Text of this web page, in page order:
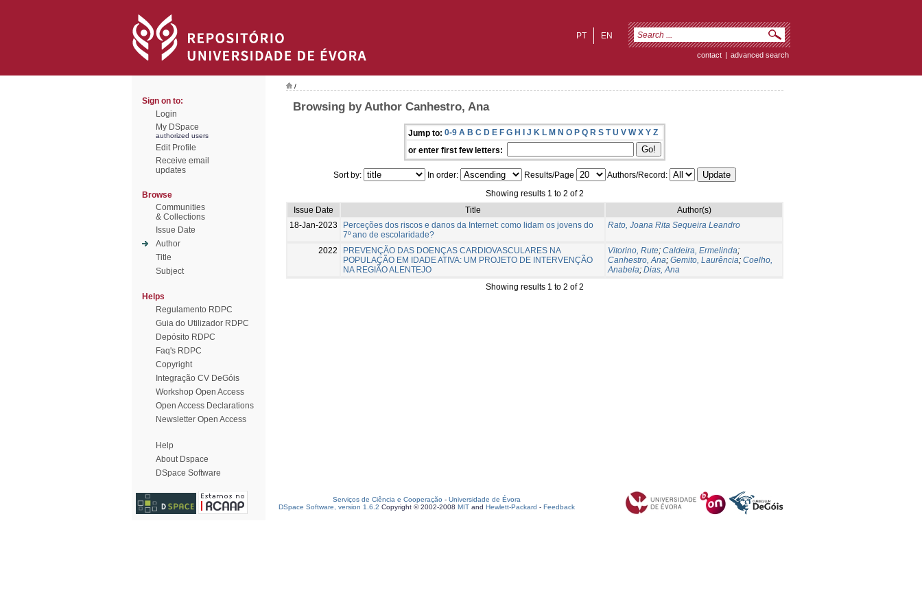
EN
PT
contact | advanced search
Sign on to:
Login
My DSpace
authorized users
Edit Profile
Receive email
updates
Browse
Communities
& Collections
Issue Date
Author
Title
Subject
Helps
Regulamento RDPC
Guia do Utilizador RDPC
Depósito RDPC
Faq's RDPC
Copyright
Integração CV DeGóis
Workshop Open Access
Open Access Declarations
Newsletter Open Access
Help
About Dspace
DSpace Software
/
Browsing by Author Canhestro, Ana
Jump to: 0-9 A B C D E F G H I J K L M N O P Q R S T U V W X Y Z
or enter first few letters:
Sort by: In order: Results/Page
Authors/Record:
Showing results 1 to 2 of 2
Issue Date
Title
Author(s)
18-Jan-2023
Perceções dos riscos e danos da Internet: como lidam os jovens do
7º ano de escolaridade?
Rato, Joana Rita Sequeira Leandro
2022
PREVENÇÃO DAS DOENÇAS CARDIOVASCULARES NA
POPULAÇÃO EM IDADE ATIVA: UM PROJETO DE INTERVENÇÃO
NA REGIÃO ALENTEJO
Vitorino, Rute; Caldeira, Ermelinda;
Canhestro, Ana; Gemito, Laurência; Coelho,
Anabela; Dias, Ana
Showing results 1 to 2 of 2
Serviços de Ciência e Cooperação - Universidade de Évora
DSpace Software, version 1.6.2 Copyright © 2002-2008 MIT and Hewlett-Packard - Feedback